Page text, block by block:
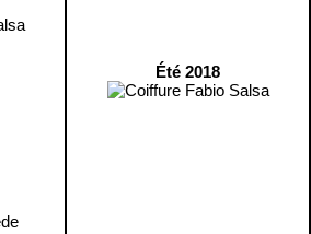
Été 2018